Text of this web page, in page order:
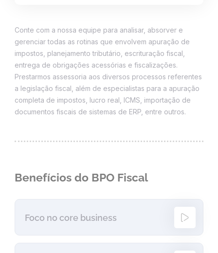
Conte com a nossa equipe para analisar, absorver e
gerenciar todas as rotinas que envolvem apuração de
impostos, planejamento tributário, escrituração fiscal,
entrega de obrigações acessórias e fiscalizações.
Prestarmos assessoria aos diversos processos referentes
a legislação fiscal, além de especialistas para a apuração
completa de impostos, lucro real, ICMS, importação de
documentos fiscais de sistemas de ERP, entre outros.
Benefícios do BPO Fiscal
Foco no core business